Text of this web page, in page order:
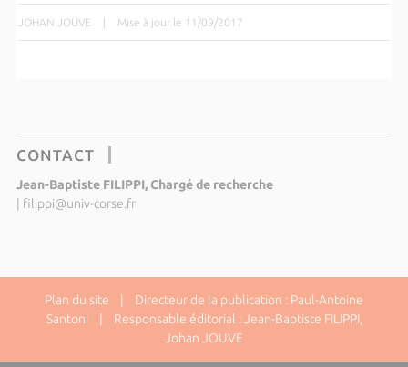
JOHAN JOUVE | Mise à jour le 11/09/2017
CONTACT
Jean-Baptiste FILIPPI, Chargé de recherche
filippi@univ-corse.fr
Plan du site | Directeur de la publication : Paul-Antoine
Santoni | Responsable éditorial : Jean-Baptiste FILIPPI,
Johan JOUVE